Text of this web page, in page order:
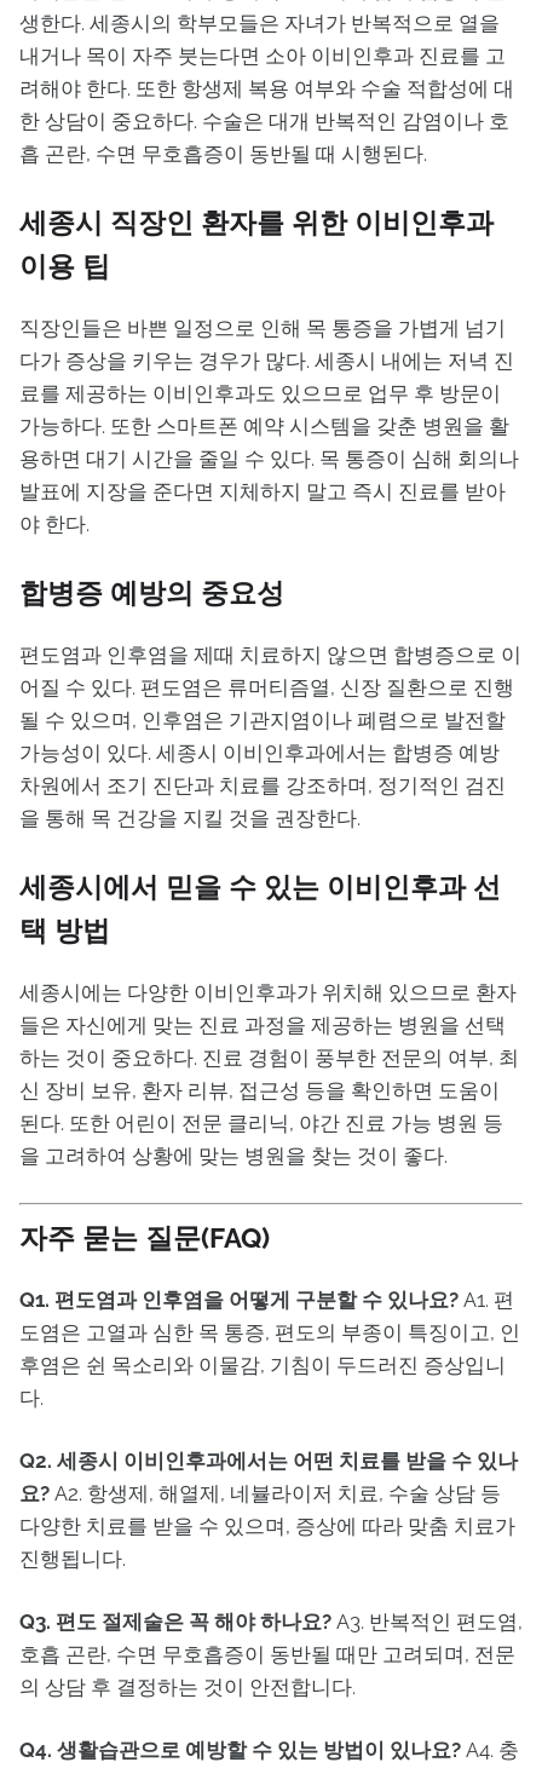
생한다. 세종시의 학부모들은 자녀가 반복적으로 열을
내거나 목이 자주 붓는다면 소아 이비인후과 진료를 고
려해야 한다. 또한 항생제 복용 여부와 수술 적합성에 대
한 상담이 중요하다. 수술은 대개 반복적인 감염이나 호
흡 곤란, 수면 무호흡증이 동반될 때 시행된다.
세종시 직장인 환자를 위한 이비인후과
이용 팁
직장인들은 바쁜 일정으로 인해 목 통증을 가볍게 넘기
다가 증상을 키우는 경우가 많다. 세종시 내에는 저녁 진
료를 제공하는 이비인후과도 있으므로 업무 후 방문이
가능하다. 또한 스마트폰 예약 시스템을 갖춘 병원을 활
용하면 대기 시간을 줄일 수 있다. 목 통증이 심해 회의나
발표에 지장을 준다면 지체하지 말고 즉시 진료를 받아
야 한다.
합병증 예방의 중요성
편도염과 인후염을 제때 치료하지 않으면 합병증으로 이
어질 수 있다. 편도염은 류머티즘열, 신장 질환으로 진행
될 수 있으며, 인후염은 기관지염이나 폐렴으로 발전할
가능성이 있다. 세종시 이비인후과에서는 합병증 예방
차원에서 조기 진단과 치료를 강조하며, 정기적인 검진
을 통해 목 건강을 지킬 것을 권장한다.
세종시에서 믿을 수 있는 이비인후과 선
택 방법
세종시에는 다양한 이비인후과가 위치해 있으므로 환자
들은 자신에게 맞는 진료 과정을 제공하는 병원을 선택
하는 것이 중요하다. 진료 경험이 풍부한 전문의 여부, 최
신 장비 보유, 환자 리뷰, 접근성 등을 확인하면 도움이
된다. 또한 어린이 전문 클리닉, 야간 진료 가능 병원 등
을 고려하여 상황에 맞는 병원을 찾는 것이 좋다.
자주 묻는 질문(FAQ)
Q1. 편도염과 인후염을 어떻게 구분할 수 있나요? A1. 편
도염은 고열과 심한 목 통증, 편도의 부종이 특징이고, 인
후염은 쉰 목소리와 이물감, 기침이 두드러진 증상입니
다.
Q2. 세종시 이비인후과에서는 어떤 치료를 받을 수 있나
요? A2. 항생제, 해열제, 네뷸라이저 치료, 수술 상담 등
다양한 치료를 받을 수 있으며, 증상에 따라 맞춤 치료가
진행됩니다.
Q3. 편도 절제술은 꼭 해야 하나요? A3. 반복적인 편도염,
호흡 곤란, 수면 무호흡증이 동반될 때만 고려되며, 전문
의 상담 후 결정하는 것이 안전합니다.
Q4. 생활습관으로 예방할 수 있는 방법이 있나요? A4. 충